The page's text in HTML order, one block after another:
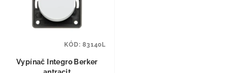
Vypínač Integro Berker
KÓD:83140L